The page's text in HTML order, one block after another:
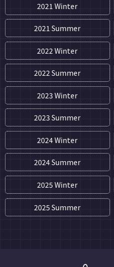
2021 Winter
2021 Summer
2022 Winter
2022 Summer
2023 Winter
2023 Summer
2024 Winter
2024 Summer
2025 Winter
2025 Summer